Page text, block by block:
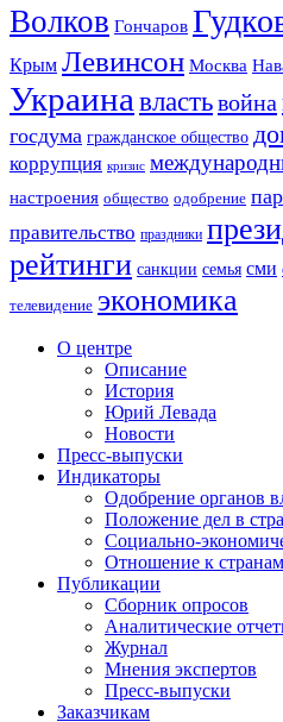
Волков Гончаров
Крым Левинсон Москва
Украина властьвойна
госдума гражданское общество
коррупция кризис
настроения общество одобрение
правительство праздники
рейтинги санкции семья сми
телевидение экономика
О центре
Описание
История
Юрий Левада
Новости
Пресс-выпуски
Индикаторы
Одобрение органов
Положение дел в
Социально-
Отношение к странам
Публикации
Сборник опросов
Аналитические
Журнал
Мнения экспертов
Пресс-выпуски
Заказчикам